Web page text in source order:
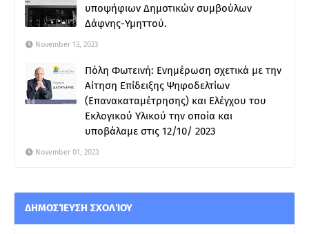
υποψήφιων Δημοτικών συμβούλων
Δάφνης-Υμηττού.
November 13, 2023
Πόλη Φωτεινή: Ενημέρωση σχετικά με την
Αίτηση Επίδειξης Ψηφοδελτίων
(Επανακαταμέτρησης) και Ελέγχου του
Εκλογικού Υλικού την οποία και
υποβάλαμε στις 12/10/ 2023
November 01, 2023
ΔΗΜΟΣΊΕΥΣΗ ΣΧΟΛΊΟΥ